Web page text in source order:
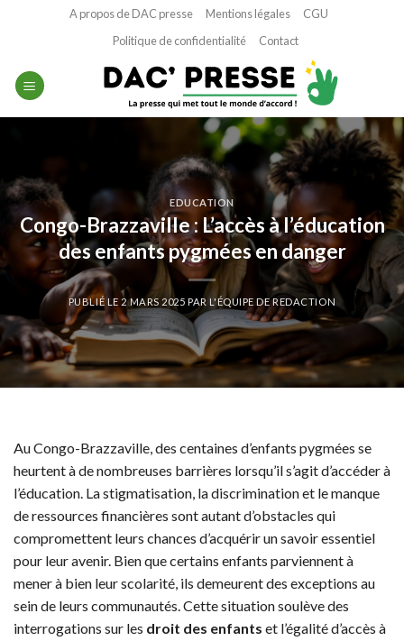
A propos de DAC presse Mentions légales
CGU
Politique de confidentialité
Contact
EDUCATION
Congo-Brazzaville : L’accès à l’éducation
des enfants pygmées en danger
PUBLIÉ LE 2 MARS 2025 PAR L'ÉQUIPE DE REDACTION
Au Congo-Brazzaville, des centaines d’enfants pygmées se
heurtent à de nombreuses barrières lorsqu’il s’agit d’accéder à
l’éducation. La stigmatisation, la discrimination et le manque
de ressources financières sont autant d’obstacles qui
compromettent leurs chances d’acquérir un savoir essentiel
pour leur avenir. Bien que certains enfants parviennent à
mener à bien leur scolarité, ils demeurent des exceptions au
sein de leurs communautés. Cette situation soulève des
interrogations sur les droit des enfants et l’égalité d’accès à